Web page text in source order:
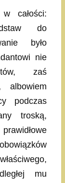
całości:
do
było
nie
zaś
albowiem
podczas
troską,
mu